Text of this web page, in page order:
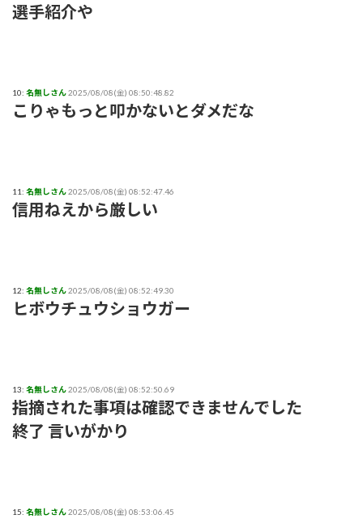
選手紹介や
10: 名無しさん2025/08/08(金) 08:50:48.82
こりゃもっと叩かないとダメだな
11: 名無しさん2025/08/08(金) 08:52:47.46
信用ねえから厳しい
12: 名無しさん2025/08/08(金) 08:52:49.30
ヒボウチュウショウガー
13: 名無しさん2025/08/08(金) 08:52:50.69
指摘された事項は確認できませんでした
終了 言いがかり
15: 名無しさん2025/08/08(金) 08:53:06.45